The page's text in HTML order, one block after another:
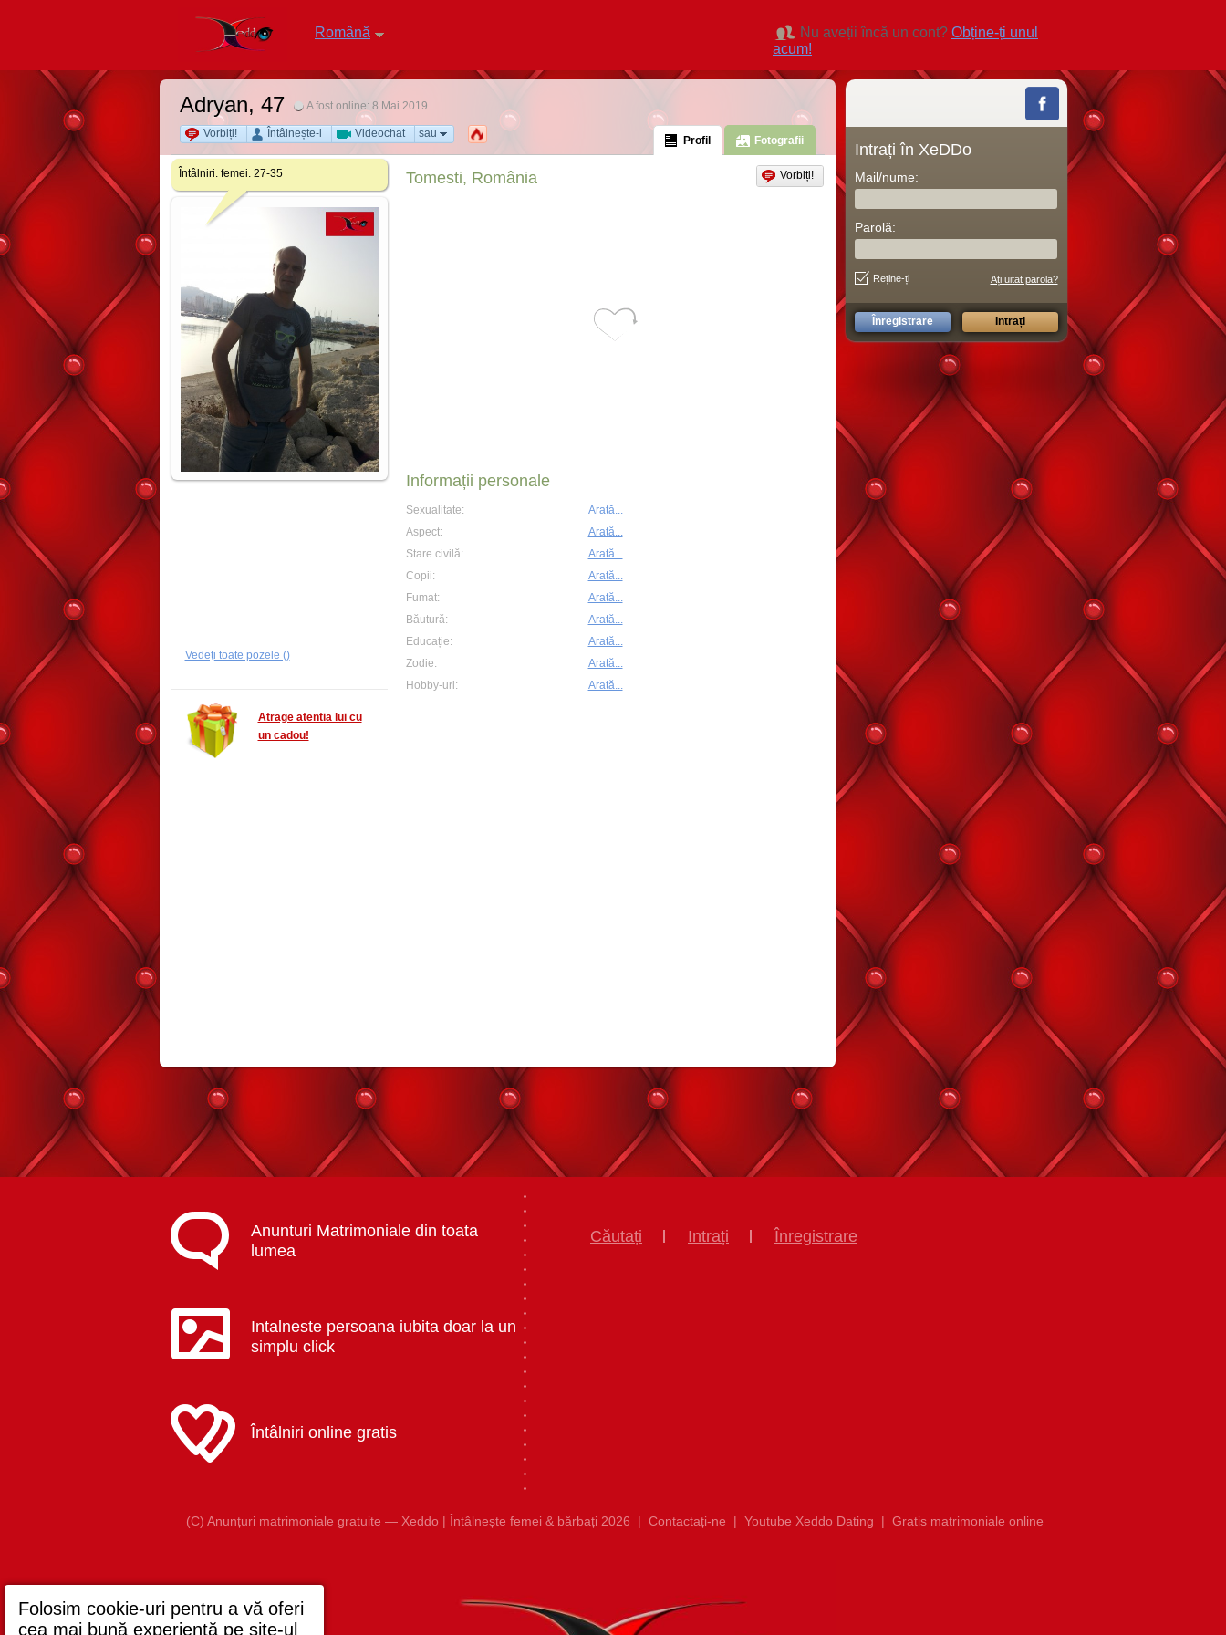
Română Nu aveții încă un cont? Obține-ți unul
acum!
Adryan, 47 A fost online: 8 Mai 2019
Vorbiți! Întâlnește-l Videochat sau
Profil Fotografii
Întâlniri. femei. 27-35
Vedeţi toate pozele ()
Atrage atentia lui cu
un cadou!
Vorbiți!
Tomesti, România
Informații personale
Sexualitate:
Arată...
Aspect:
Arată...
Stare civilă:
Arată...
Copii:
Arată...
Fumat:
Arată...
Băutură:
Arată...
Educație:
Arată...
Zodie:
Arată...
Hobby-uri:
Arată...
Intrați în XeDDo
Mail/nume:
Parolă:
Reține-ți Ați uitat parola?
Anunturi Matrimoniale din toata
lumea
Intalneste persoana iubita doar la un
simplu click
Întâlniri online gratis
Căutați Intrați Înregistrare
(C) Anunțuri matrimoniale gratuite — Xeddo | Întâlnește femei & bărbați 2026 | Contactați-ne | Youtube Xeddo Dating | Gratis matrimoniale online
Folosim cookie-uri pentru a vă oferi
cea mai bună experiență pe site-ul